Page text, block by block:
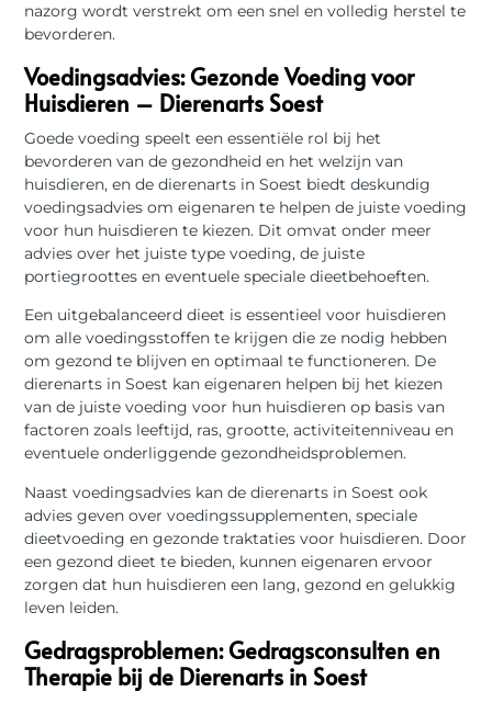
nazorg wordt verstrekt om een snel en volledig herstel te
bevorderen.
Voedingsadvies: Gezonde Voeding voor
Huisdieren – Dierenarts Soest
Goede voeding speelt een essentiële rol bij het
bevorderen van de gezondheid en het welzijn van
huisdieren, en de dierenarts in Soest biedt deskundig
voedingsadvies om eigenaren te helpen de juiste voeding
voor hun huisdieren te kiezen. Dit omvat onder meer
advies over het juiste type voeding, de juiste
portiegroottes en eventuele speciale dieetbehoeften.
Een uitgebalanceerd dieet is essentieel voor huisdieren
om alle voedingsstoffen te krijgen die ze nodig hebben
om gezond te blijven en optimaal te functioneren. De
dierenarts in Soest kan eigenaren helpen bij het kiezen
van de juiste voeding voor hun huisdieren op basis van
factoren zoals leeftijd, ras, grootte, activiteitenniveau en
eventuele onderliggende gezondheidsproblemen.
Naast voedingsadvies kan de dierenarts in Soest ook
advies geven over voedingssupplementen, speciale
dieetvoeding en gezonde traktaties voor huisdieren. Door
een gezond dieet te bieden, kunnen eigenaren ervoor
zorgen dat hun huisdieren een lang, gezond en gelukkig
leven leiden.
Gedragsproblemen: Gedragsconsulten en
Therapie bij de Dierenarts in Soest